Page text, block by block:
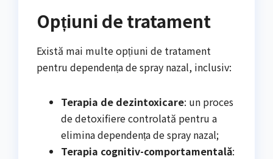
Opțiuni de tratament
Există mai multe opțiuni de tratament
pentru dependența de spray nazal, inclusiv:
Terapia de dezintoxicare: un proces
de detoxifiere controlată pentru a
elimina dependența de spray nazal;
Terapia cognitiv-comportamentală: